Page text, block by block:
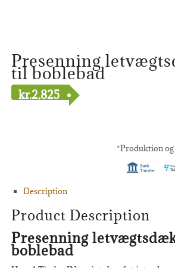
Presenning
til boblebad
kr.2,825
*Produktion
Description
Product Description
Presenning
boblebad